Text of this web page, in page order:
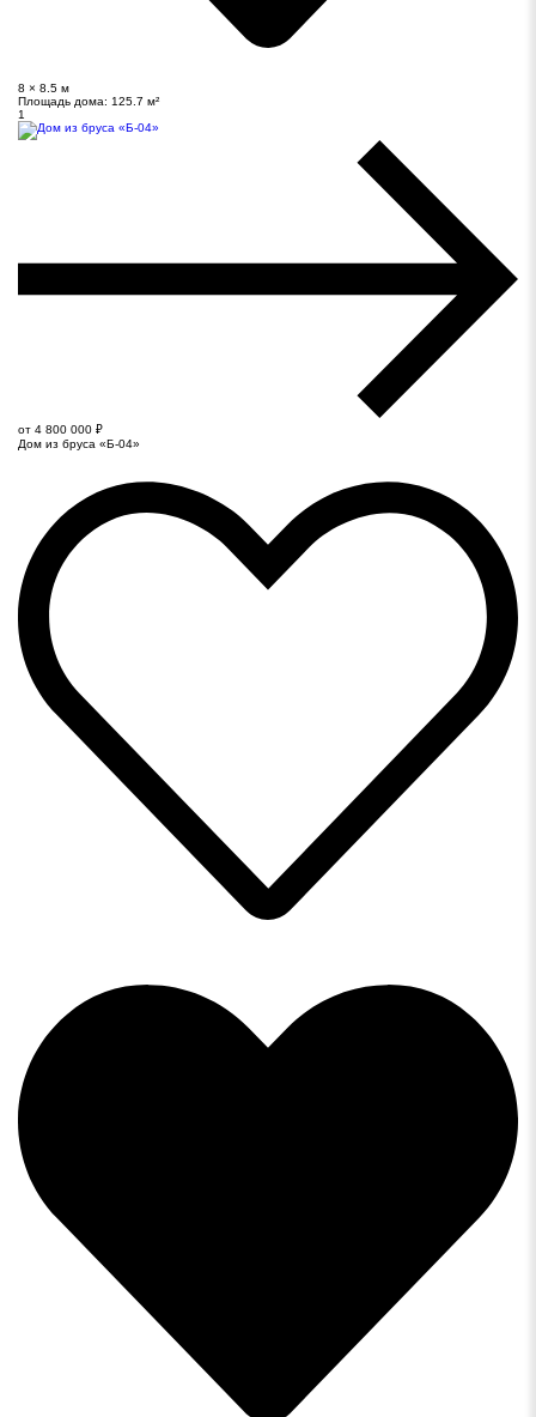
8 × 8.5 м
Площадь дома: 125.7 м²
1
от 4 800 000 ₽
Дом из бруса «Б-04»